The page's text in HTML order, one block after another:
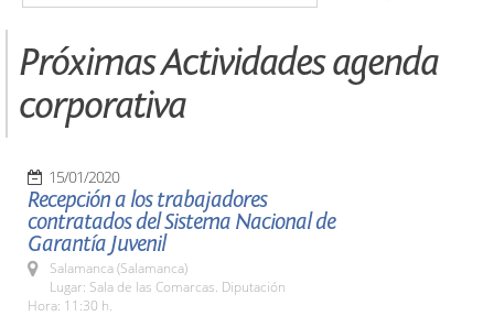
Próximas Actividades agenda
corporativa
15/01/2020
Recepción a los trabajadores
contratados del Sistema Nacional de
Garantía Juvenil
Salamanca (Salamanca)
Lugar: Sala de las Comarcas. Diputación
Hora: 11:30 h.